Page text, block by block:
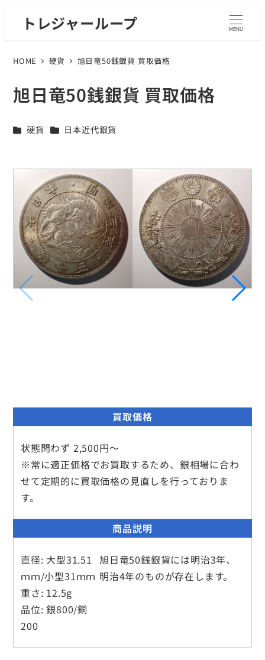
トレジャーループ MENU
HOME 硬貨 旭日竜50銭銀貨 買取価格
旭日竜50銭銀貨 買取価格
カテゴリー
硬貨 カテゴリー
日本近代銀貨
買取価格
状態問わず 2,500円～
※常に適正価格でお買取するため、銀相場に合わ
せて定期的に買取価格の見直しを行っておりま
す。
商品説明
直径: 大型31.51
ｍｍ/小型31ｍｍ
重さ: 12.5g
品位: 銀800/銅
200
旭日竜50銭銀貨には明治3年、
明治4年のものが存在します。